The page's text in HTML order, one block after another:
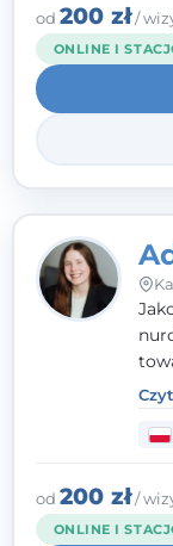
od 200 zł/
ONLINE I
od 200 zł/
ONLINE I